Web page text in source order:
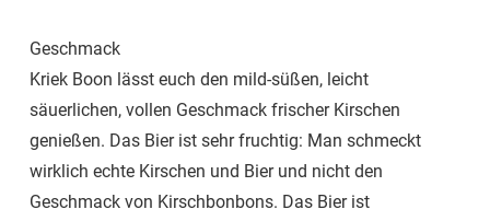
Geschmack
Kriek Boon lässt euch den mild-süßen, leicht
säuerlichen, vollen Geschmack frischer Kirschen
genießen. Das Bier ist sehr fruchtig: Man schmeckt
wirklich echte Kirschen und Bier und nicht den
Geschmack von Kirschbonbons. Das Bier ist